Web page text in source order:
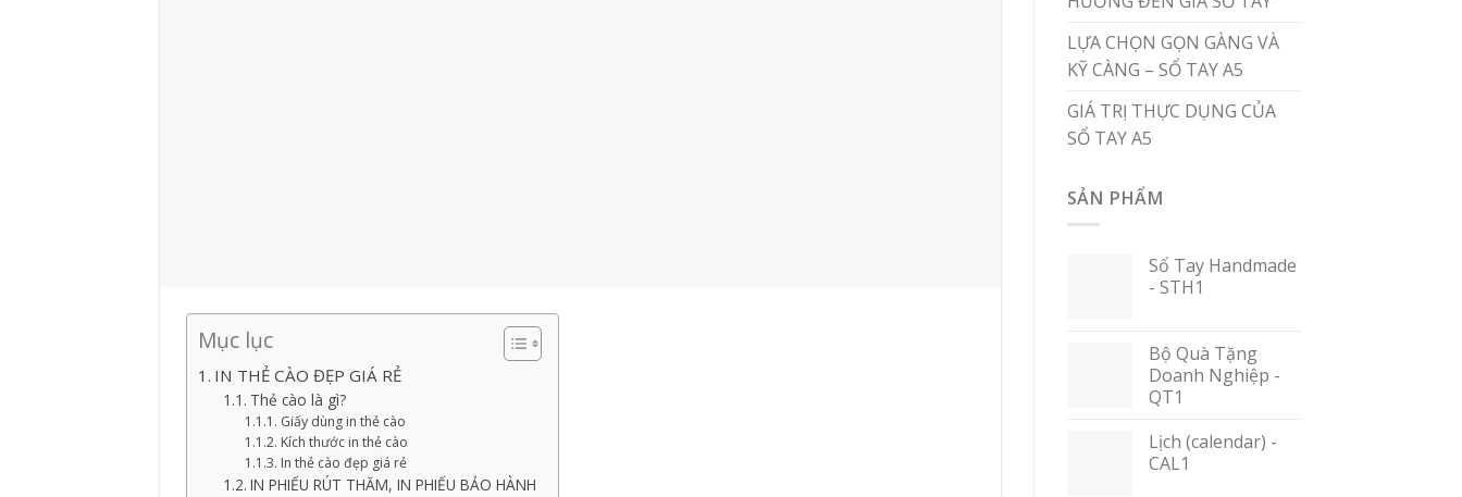
Mục lục
IN THẺ CÀO ĐẸP GIÁ RẺ
Thẻ cào là gì?
Giấy dùng in thẻ cào
Kích thước in thẻ cào
In thẻ cào đẹp giá rẻ
IN PHIẾU RÚT THĂM, IN PHIẾU BẢO HÀNH
LỰA CHỌN GỌN GÀNG VÀ
KỸ CÀNG – SỔ TAY A5
GIÁ TRỊ THỰC DỤNG CỦA
SỔ TAY A5
SẢN PHẨM
Sổ Tay Handmade
- STH1
Bộ Quà Tặng
Doanh Nghiệp -
QT1
Lịch (calendar) -
CAL1